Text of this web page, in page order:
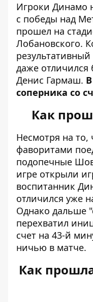
Игроки Динамо
с победы над
прошел на
Лобановского.
даже
Денис Гармаш.
соперника со
Как
Несмотря на
фаворитами
подопечные
игре открыли
воспитанник
отличился уже
Однако дальше
перехватил
счет на 43-й
ничью в матче.
Как